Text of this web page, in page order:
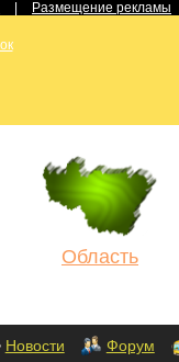
Размещение рекламы
Область
Новости Форум